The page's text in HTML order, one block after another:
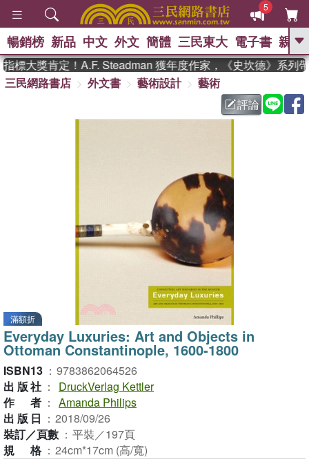
5
GO
熱搜： 東野圭吾 、
父親節 、 如果歷
暑期推薦 、 國際布克
暢銷榜 新品 中文 外文 簡體 三民東大 電子書 親子
大獎肯定！A.F. Steadman 獲年度作家，《史坎德》系列帶
三民網路書店
外文書 藝術設計
藝術
評論
滿額折
Everyday Luxuries: Art and Objects in
Ottoman Constantinople, 1600-1800
ISBN13 ： 9783862064526
出版社 ：
DruckVerlag Kettler
作者 ： Amanda Philips
出版日 ： 2018/09/26
裝訂／頁數 ： 平裝／197頁
規格 ： 24cm*17cm (高/寬)